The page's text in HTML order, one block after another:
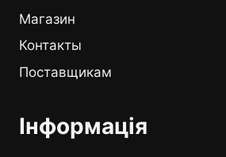
Магазин
Контакты
Поставщикам
Інформація